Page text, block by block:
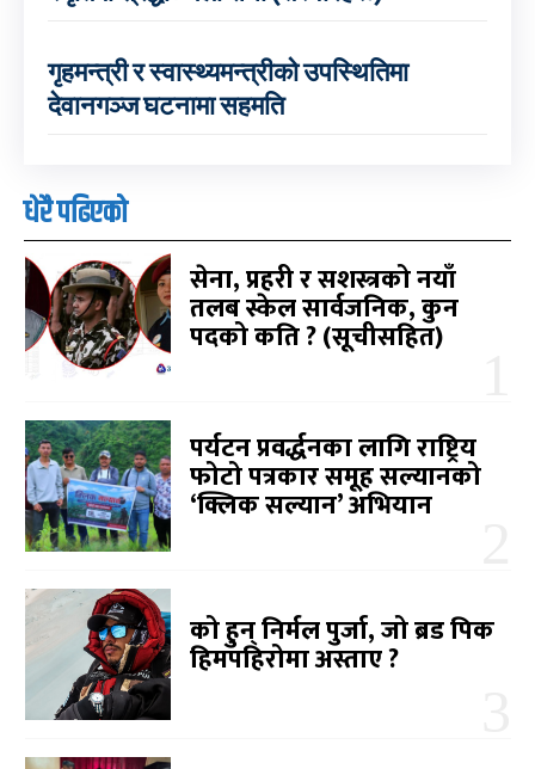
गृहमन्त्री र स्वास्थ्यमन्त्रीको उपस्थितिमा
देवानगञ्ज घटनामा सहमति
धेरै पढिएको
सेना, प्रहरी र सशस्त्रको नयाँ
तलब स्केल सार्वजनिक, कुन
पदको कति ? (सूचीसहित)
पर्यटन प्रवर्द्धनका लागि राष्ट्रिय
फोटो पत्रकार समूह सल्यानको
‘क्लिक सल्यान’ अभियान
को हुन् निर्मल पुर्जा, जो ब्रड पिक
हिमपहिरोमा अस्ताए ?